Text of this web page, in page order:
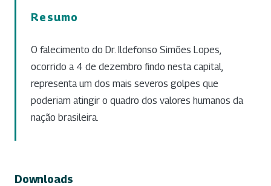
Resumo
O falecimento do Dr. Ildefonso Simões Lopes,
ocorrido a 4 de dezembro findo nesta capital,
representa um dos mais severos golpes que
poderiam atingir o quadro dos valores humanos da
nação brasileira.
Downloads